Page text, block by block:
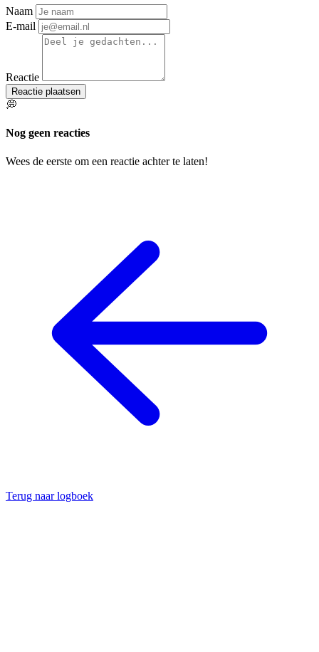
Naam
E-mail
Reactie
Reactie plaatsen
💭
Nog geen reacties
Wees de eerste om een reactie achter te laten!
Terug naar logboek